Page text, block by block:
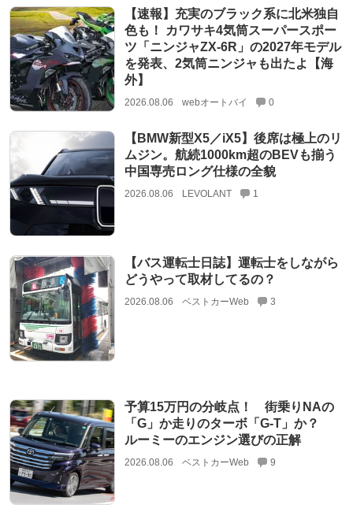
【速報】充実のブラック系に北米独自
色も！ カワサキ4気筒スーパースポー
ツ「ニンジャZX-6R」の2027年モデル
を発表、2気筒ニンジャも出たよ【海
外】
2026.08.06 webオートバイ 0
【BMW新型X5／iX5】後席は極上のリ
ムジン。航続1000km超のBEVも揃う
中国専売ロング仕様の全貌
2026.08.06 LEVOLANT 1
【バス運転士日誌】運転士をしながら
どうやって取材してるの？
2026.08.06 ベストカーWeb 3
予算15万円の分岐点！ 街乗りNAの
「G」か走りのターボ「G-T」か？
ルーミーのエンジン選びの正解
2026.08.06 ベストカーWeb 9